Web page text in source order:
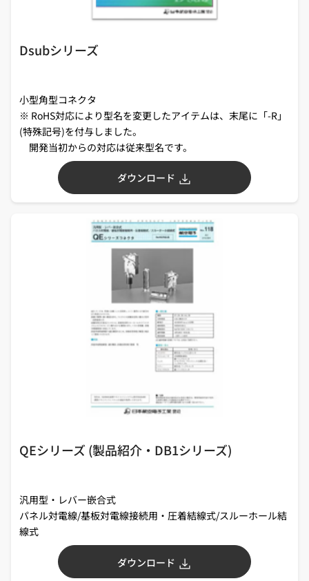
Dsubシリーズ
小型角型コネクタ
※ RoHS対応により型名を変更したアイテムは、末尾に「-R」
(特殊記号)を付与しました。
開発当初からの対応は従来型名です。
ダウンロード
QEシリーズ (製品紹介・DB1シリーズ)
汎用型・レバー嵌合式
パネル対電線/基板対電線接続用・圧着結線式/スルーホール結
線式
ダウンロード